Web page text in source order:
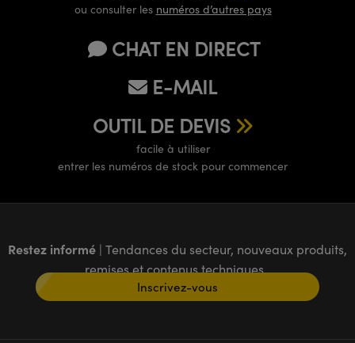
ou consulter les numéros d’autres pays
CHAT EN DIRECT
E-MAIL
OUTIL DE DEVIS
facile à utiliser
entrer les numéros de stock pour commencer
Restez informé | Tendances du secteur, nouveaux produits,
remises et contenus techniques
Inscrivez-vous